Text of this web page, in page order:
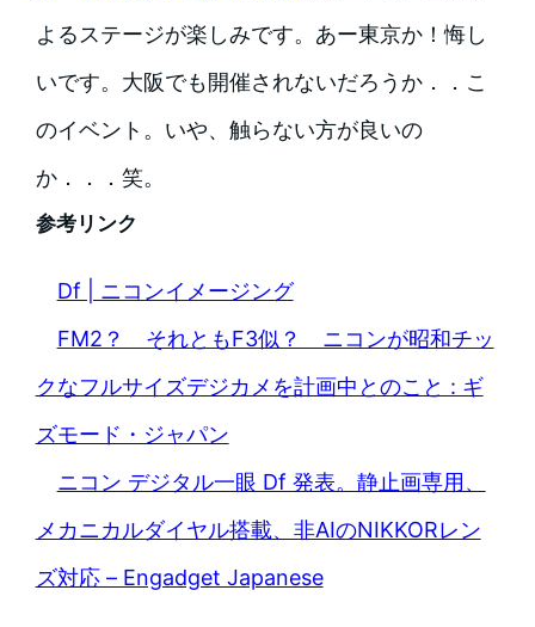
よるステージが楽しみです。あー東京か！悔し
いです。大阪でも開催されないだろうか．．こ
のイベント。いや、触らない方が良いの
か．．．笑。
参考リンク
Df | ニコンイメージング
FM2？ それともF3似？ ニコンが昭和チッ
クなフルサイズデジカメを計画中とのこと : ギ
ズモード・ジャパン
ニコン デジタル一眼 Df 発表。静止画専用、
メカニカルダイヤル搭載、非AIのNIKKORレン
ズ対応 – Engadget Japanese